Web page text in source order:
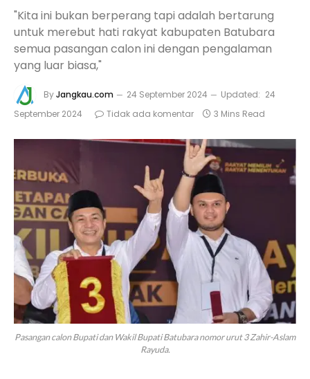
"Kita ini bukan berperang tapi adalah bertarung
untuk merebut hati rakyat kabupaten Batubara
semua pasangan calon ini dengan pengalaman
yang luar biasa,"
ByJangkau.com 24 September 2024 Updated: 24
September 2024
Tidak ada komentar 3 Mins Read
Pasangan calon Bupati dan Wakil Bupati Batubara nomor urut 3 Zahir-Aslam
Rayuda.